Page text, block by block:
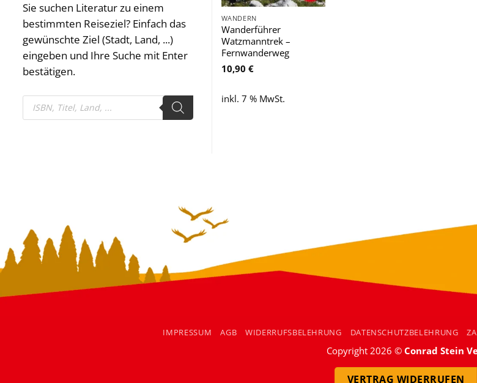
Sie suchen Literatur zu einem
bestimmten Reiseziel? Einfach das
gewünschte Ziel (Stadt, Land, ...)
eingeben und Ihre Suche mit Enter
bestätigen.
Products
search
WANDERN
Wanderführer
Watzmanntrek –
Fernwanderweg
10,90 €
inkl. 7 % MwSt.
IMPRESSUM AGB WIDERRUFSBELEHRUNG DATENSCHUTZBELEHRUNG
Copyright 2026 © Conrad Stein
VERTRAG WIDERRUFEN